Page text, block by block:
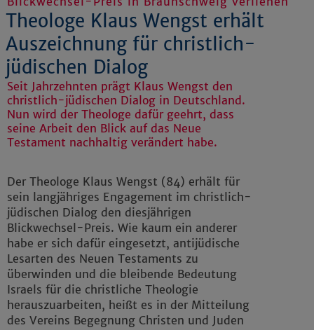
Theologe Klaus Wengst erhält
Auszeichnung für christlich-
jüdischen Dialog
Seit Jahrzehnten prägt Klaus Wengst den
christlich-jüdischen Dialog in Deutschland.
Nun wird der Theologe dafür geehrt, dass
seine Arbeit den Blick auf das Neue
Testament nachhaltig verändert habe.
Der Theologe Klaus Wengst (84) erhält für
sein langjähriges Engagement im christlich-
jüdischen Dialog den diesjährigen
Blickwechsel-Preis. Wie kaum ein anderer
habe er sich dafür eingesetzt, antijüdische
Lesarten des Neuen Testaments zu
überwinden und die bleibende Bedeutung
Israels für die christliche Theologie
herauszuarbeiten, heißt es in der Mitteilung
des Vereins Begegnung Christen und Juden